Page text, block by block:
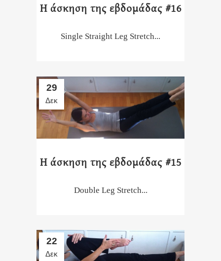
Η άσκηση της εβδομάδας #16
Single Straight Leg Stretch...
29
Δεκ
Η άσκηση της εβδομάδας #15
Double Leg Stretch...
22
Δεκ